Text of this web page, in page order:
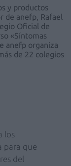
y productos
de anefp, Rafael
Oficial de
«Síntomas
anefp organiza
de 22 colegios
los
para que
del